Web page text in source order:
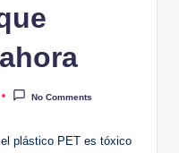
No Comments
plástico⁢ PET ​es tóxico